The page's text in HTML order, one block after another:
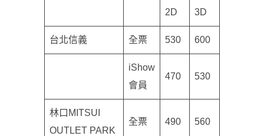
2D
3D
台北信義 全票 530 600
iShow
會員
470 530
林口MITSUI
OUTLET PARK
全票 490 560